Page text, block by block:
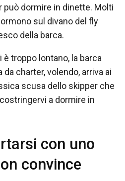
può dormire in dinette. Molti
sul divano del fly
della barca.
è troppo lontano, la barca
da charter, volendo, arriva ai
scusa dello skipper che
a dormire in
con uno
convince